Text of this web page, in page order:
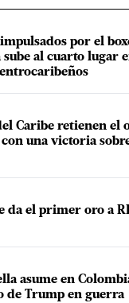
por el
al cuarto lugar
Caribe retienen el
una victoria
da el primer oro a
asume en
de Trump en guerra